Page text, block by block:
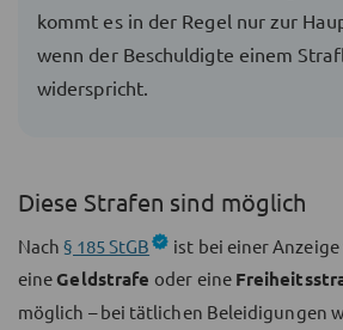
kommt es in der Regel nur zur
wenn der Beschuldigte einem
widerspricht.
Diese Strafen sind möglich
Nach§ 185 StGB
ist bei einer
eineGeldstrafeoder eine
möglich – bei tätlichen Beleidigungen